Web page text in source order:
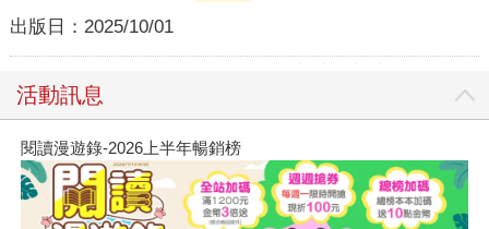
出版日： 2025/10/01
活動訊息
閱讀漫遊錄-2026上半年暢銷榜